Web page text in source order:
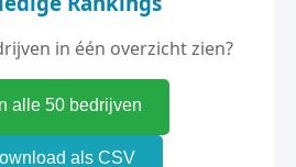
in één overzicht zien?
alle 50 bedrijven
als CSV